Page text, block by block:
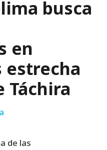
busca
en
estrecha
Táchira
de las